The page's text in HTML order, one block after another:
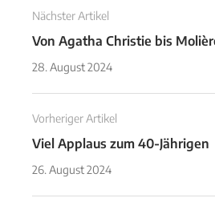
Nächster Artikel
Von Agatha Christie bis
28. August 2024
Vorheriger Artikel
Viel Applaus zum 40-Jährigen
26. August 2024